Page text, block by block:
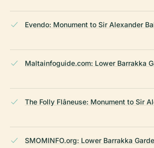
Evendo: Monument to Sir Alexander
Maltainfoguide.com: Lower Barrakka
The Folly Flâneuse: Monument to Sir
SMOMINFO.org: Lower Barrakka